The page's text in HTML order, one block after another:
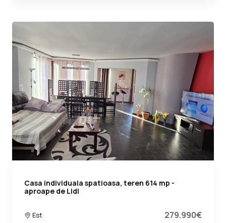
Casa individuala spatioasa, teren 614 mp -
aproape de Lidl
Est 279.990€